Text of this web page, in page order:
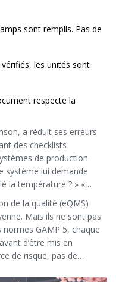
sont remplis. Pas de
les unités sont
respecte la
a réduit ses erreurs
des checklists
de production.
système lui demande
la température ? » «
? » Si la réponse
suivante.
de la qualité (eQMS)
Mais ils ne sont pas
GAMP 5, chaque
d’être mis en
de risque, pas de